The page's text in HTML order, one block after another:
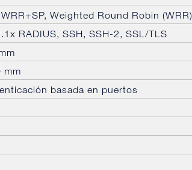
WRR+SP, Weighted Round Robin (WRR)
RADIUS, SSH, SSH-2, SSL/TLS
mm
basada en puertos